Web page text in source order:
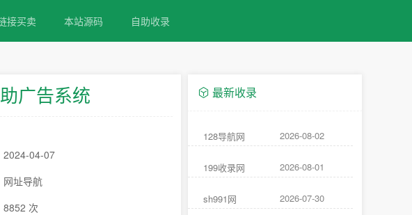
接买卖 本站源码 自助收录
广告系统
2024-04-07
网址导航
8852 次
最新收录
128导航网 2026-08-02
199收录网 2026-08-01
sh991网 2026-07-30